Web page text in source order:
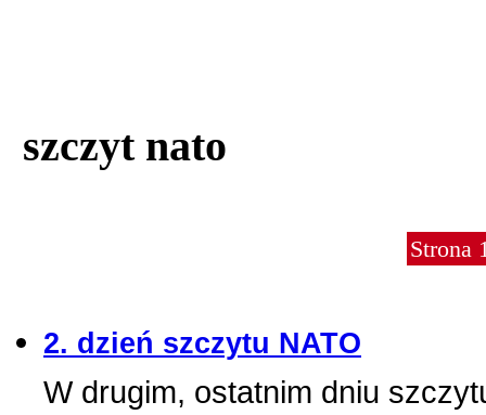
szczyt nato
Strona
2. dzień szczytu NATO
W drugim, ostatnim dniu